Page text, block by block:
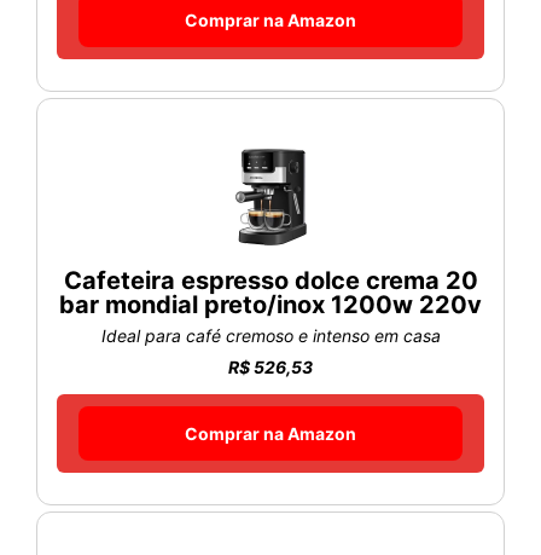
Comprar na Amazon
Cafeteira espresso dolce crema 20
bar mondial preto/inox 1200w 220v
Ideal para café cremoso e intenso em casa
R$ 526,53
Comprar na Amazon